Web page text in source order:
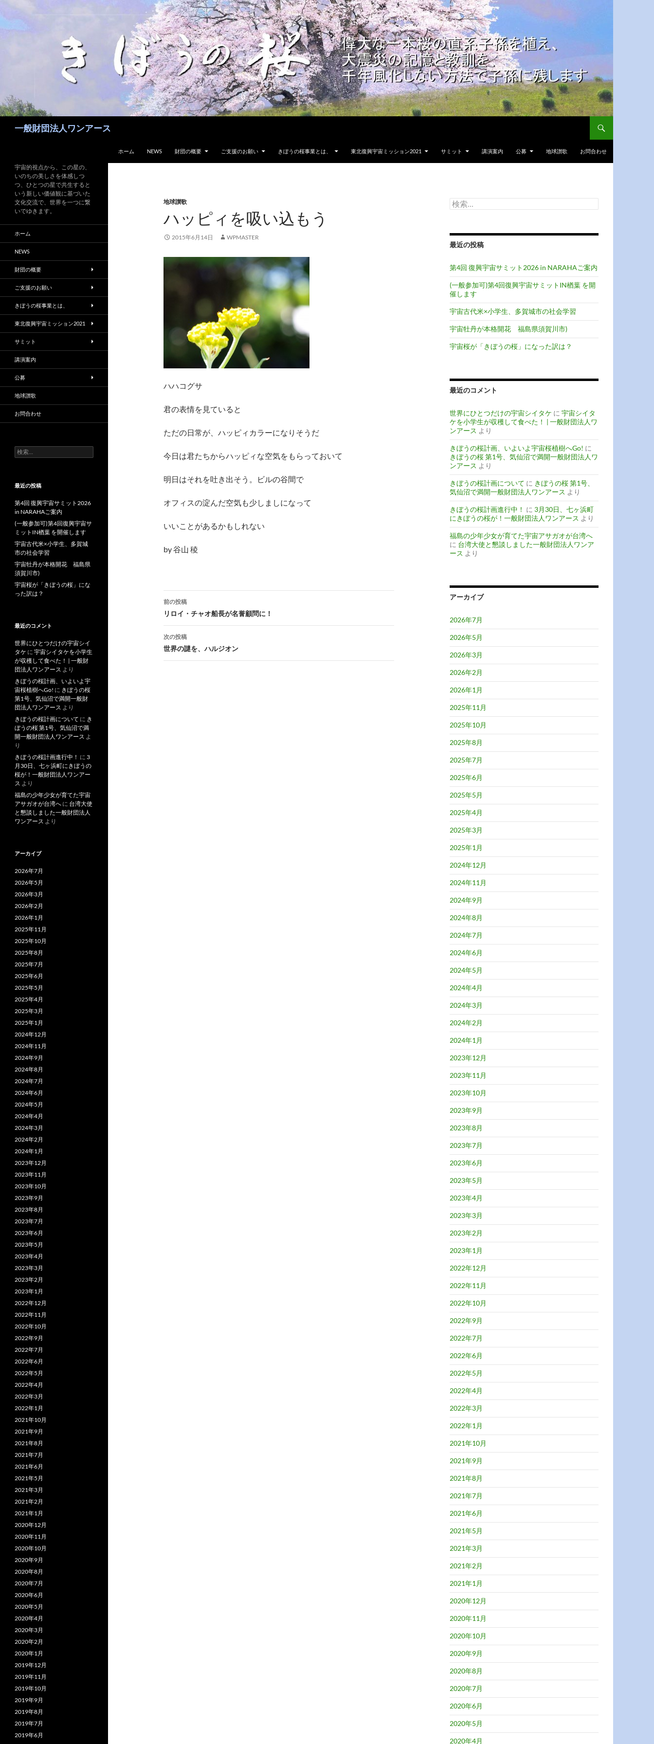
ン
テ
ッ
プ
一般財団法人ワンアース
ホーム NEWS 財団の概要 ご支援のお願い きぼうの桜事業とは、 東北復興宇宙ミッション2021 サミット 講演案内 公募 地球讃歌 お問合わせ
地球讃歌
ハッピィを吸い込もう
2015年6月14日 WPMASTER
ハハコグサ
君の表情を見ていると
ただの日常が、ハッピィカラーになりそうだ
今日は君たちからハッピィな空気をもらっておいて
明日はそれを吐き出そう。ビルの谷間で
オフィスの淀んだ空気も少しましになって
いいことがあるかもしれない
by 谷山 稜
投
稿
ナ
ビ
ゲ
前の投稿
リロイ・チャオ船長が名誉顧問に！
次の投稿
世界の謎を、ハルジオン
検
索:
最近の投稿
第4回 復興宇宙サミット2026 in NARAHAご案内
(一般参加可)第4回復興宇宙サミットIN楢葉 を開
催します
宇宙古代米×小学生、多賀城市の社会学習
宇宙牡丹が本格開花 福島県須賀川市)
宇宙桜が「きぼうの桜」になった訳は？
最近のコメント
世界にひとつだけの宇宙シイタケ に 宇宙シイタ
ケを小学生が収穫して食べた！ | 一般財団法人ワ
ンアース より
きぼうの桜計画、いよいよ宇宙桜植樹へGo! に
きぼうの桜 第1号、気仙沼で満開一般財団法人ワ
ンアース より
きぼうの桜計画について に きぼうの桜 第1号、
気仙沼で満開一般財団法人ワンアース より
きぼうの桜計画進行中！ に 3月30日、七ヶ浜町
にきぼうの桜が！一般財団法人ワンアース より
福島の少年少女が育てた宇宙アサガオが台湾へ
に 台湾大使と懇談しました一般財団法人ワンア
ース より
アーカイブ
2026年7月
2026年5月
2026年3月
2026年2月
2026年1月
2025年11月
2025年10月
2025年8月
2025年7月
2025年6月
2025年5月
2025年4月
2025年3月
2025年1月
2024年12月
2024年11月
2024年9月
2024年8月
2024年7月
2024年6月
2024年5月
2024年4月
2024年3月
2024年2月
2024年1月
2023年12月
2023年11月
2023年10月
2023年9月
2023年8月
2023年7月
2023年6月
2023年5月
2023年4月
2023年3月
2023年2月
2023年1月
2022年12月
2022年11月
2022年10月
2022年9月
2022年7月
2022年6月
2022年5月
2022年4月
2022年3月
2022年1月
2021年10月
2021年9月
2021年8月
2021年7月
2021年6月
2021年5月
2021年3月
2021年2月
2021年1月
2020年12月
2020年11月
2020年10月
2020年9月
2020年8月
2020年7月
2020年6月
2020年5月
2020年4月
宇宙的視点から、この星の、
いのちの美しさを体感しつ
つ、ひとつの星で共生すると
いう新しい価値観に基づいた
文化交流で、世界を一つに繋
いでゆきます。
ホーム
NEWS
財団の概要
ご支援のお願い
きぼうの桜事業とは、
東北復興宇宙ミッション2021
サミット
講演案内
公募
地球讃歌
お問合わせ
検
索:
最近の投稿
第4回 復興宇宙サミット2026
in NARAHAご案内
(一般参加可)第4回復興宇宙サ
ミットIN楢葉 を開催します
宇宙古代米×小学生、多賀城
市の社会学習
宇宙牡丹が本格開花 福島県
須賀川市)
宇宙桜が「きぼうの桜」にな
った訳は？
最近のコメント
世界にひとつだけの宇宙シイ
タケ に 宇宙シイタケを小学生
が収穫して食べた！ | 一般財
団法人ワンアース より
きぼうの桜計画、いよいよ宇
宙桜植樹へGo! に きぼうの桜
第1号、気仙沼で満開一般財
団法人ワンアース より
きぼうの桜計画について に き
ぼうの桜 第1号、気仙沼で満
開一般財団法人ワンアース よ
り
きぼうの桜計画進行中！ に 3
月30日、七ヶ浜町にきぼうの
桜が！一般財団法人ワンアー
ス より
福島の少年少女が育てた宇宙
アサガオが台湾へ に 台湾大使
と懇談しました一般財団法人
ワンアース より
アーカイブ
2026年7月
2026年5月
2026年3月
2026年2月
2026年1月
2025年11月
2025年10月
2025年8月
2025年7月
2025年6月
2025年5月
2025年4月
2025年3月
2025年1月
2024年12月
2024年11月
2024年9月
2024年8月
2024年7月
2024年6月
2024年5月
2024年4月
2024年3月
2024年2月
2024年1月
2023年12月
2023年11月
2023年10月
2023年9月
2023年8月
2023年7月
2023年6月
2023年5月
2023年4月
2023年3月
2023年2月
2023年1月
2022年12月
2022年11月
2022年10月
2022年9月
2022年7月
2022年6月
2022年5月
2022年4月
2022年3月
2022年1月
2021年10月
2021年9月
2021年8月
2021年7月
2021年6月
2021年5月
2021年3月
2021年2月
2021年1月
2020年12月
2020年11月
2020年10月
2020年9月
2020年8月
2020年7月
2020年6月
2020年5月
2020年4月
2020年3月
2020年2月
2020年1月
2019年12月
2019年11月
2019年10月
2019年9月
2019年8月
2019年7月
2019年6月